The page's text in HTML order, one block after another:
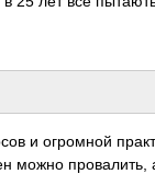
и огромной
можно